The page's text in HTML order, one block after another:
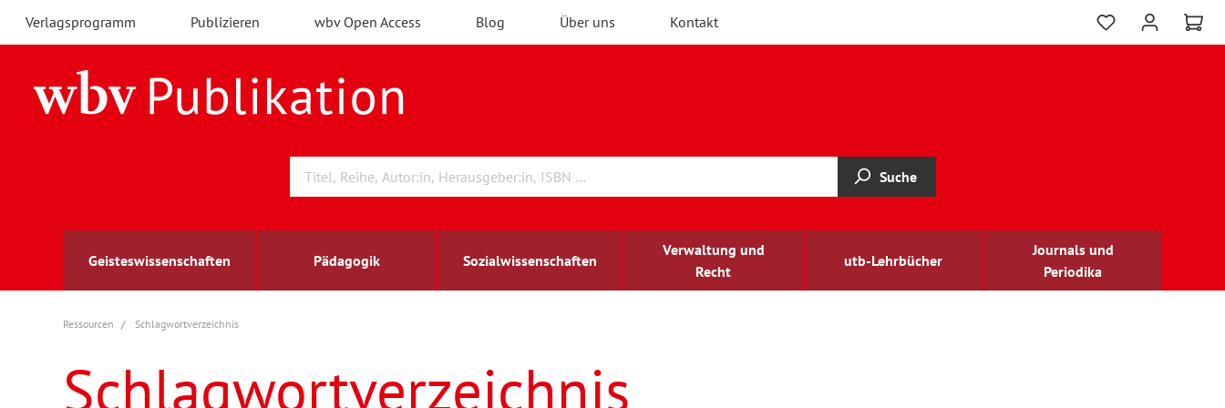
Verlagsprogramm Publizieren wbv Open Access Blog Über uns Kontakt
Suche
Geisteswissenschaften Pädagogik Sozialwissenschaften
Verwaltung und
Recht
utb-Lehrbücher
Journals und
Periodika
Archäologie
Berufs- und Wirtschaftspädagogik
Arbeitsmarktforschung
Außenwirtschaft
berufsbildung
Ressourcen Schlagwortverzeichnis
Schlagwortverzeichnis